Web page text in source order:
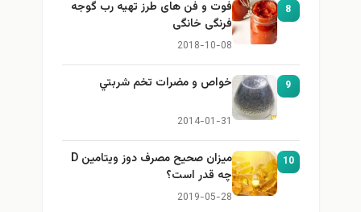
8
فوت و فن های طرز تهیه رب گوجه
فرنگی خانگی
2018-10-08
9 خواص و مضرات تخم شربتي
2014-01-31
10
میزان صحیح مصرف دوز ویتامین D
چه قدر است؟
2019-05-28